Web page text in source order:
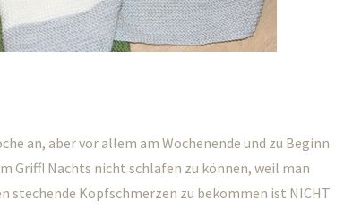
an, aber vor allem am Wochenende und zu Beginn
Griff! Nachts nicht schlafen zu können, weil man
stechende Kopfschmerzen zu bekommen ist NICHT